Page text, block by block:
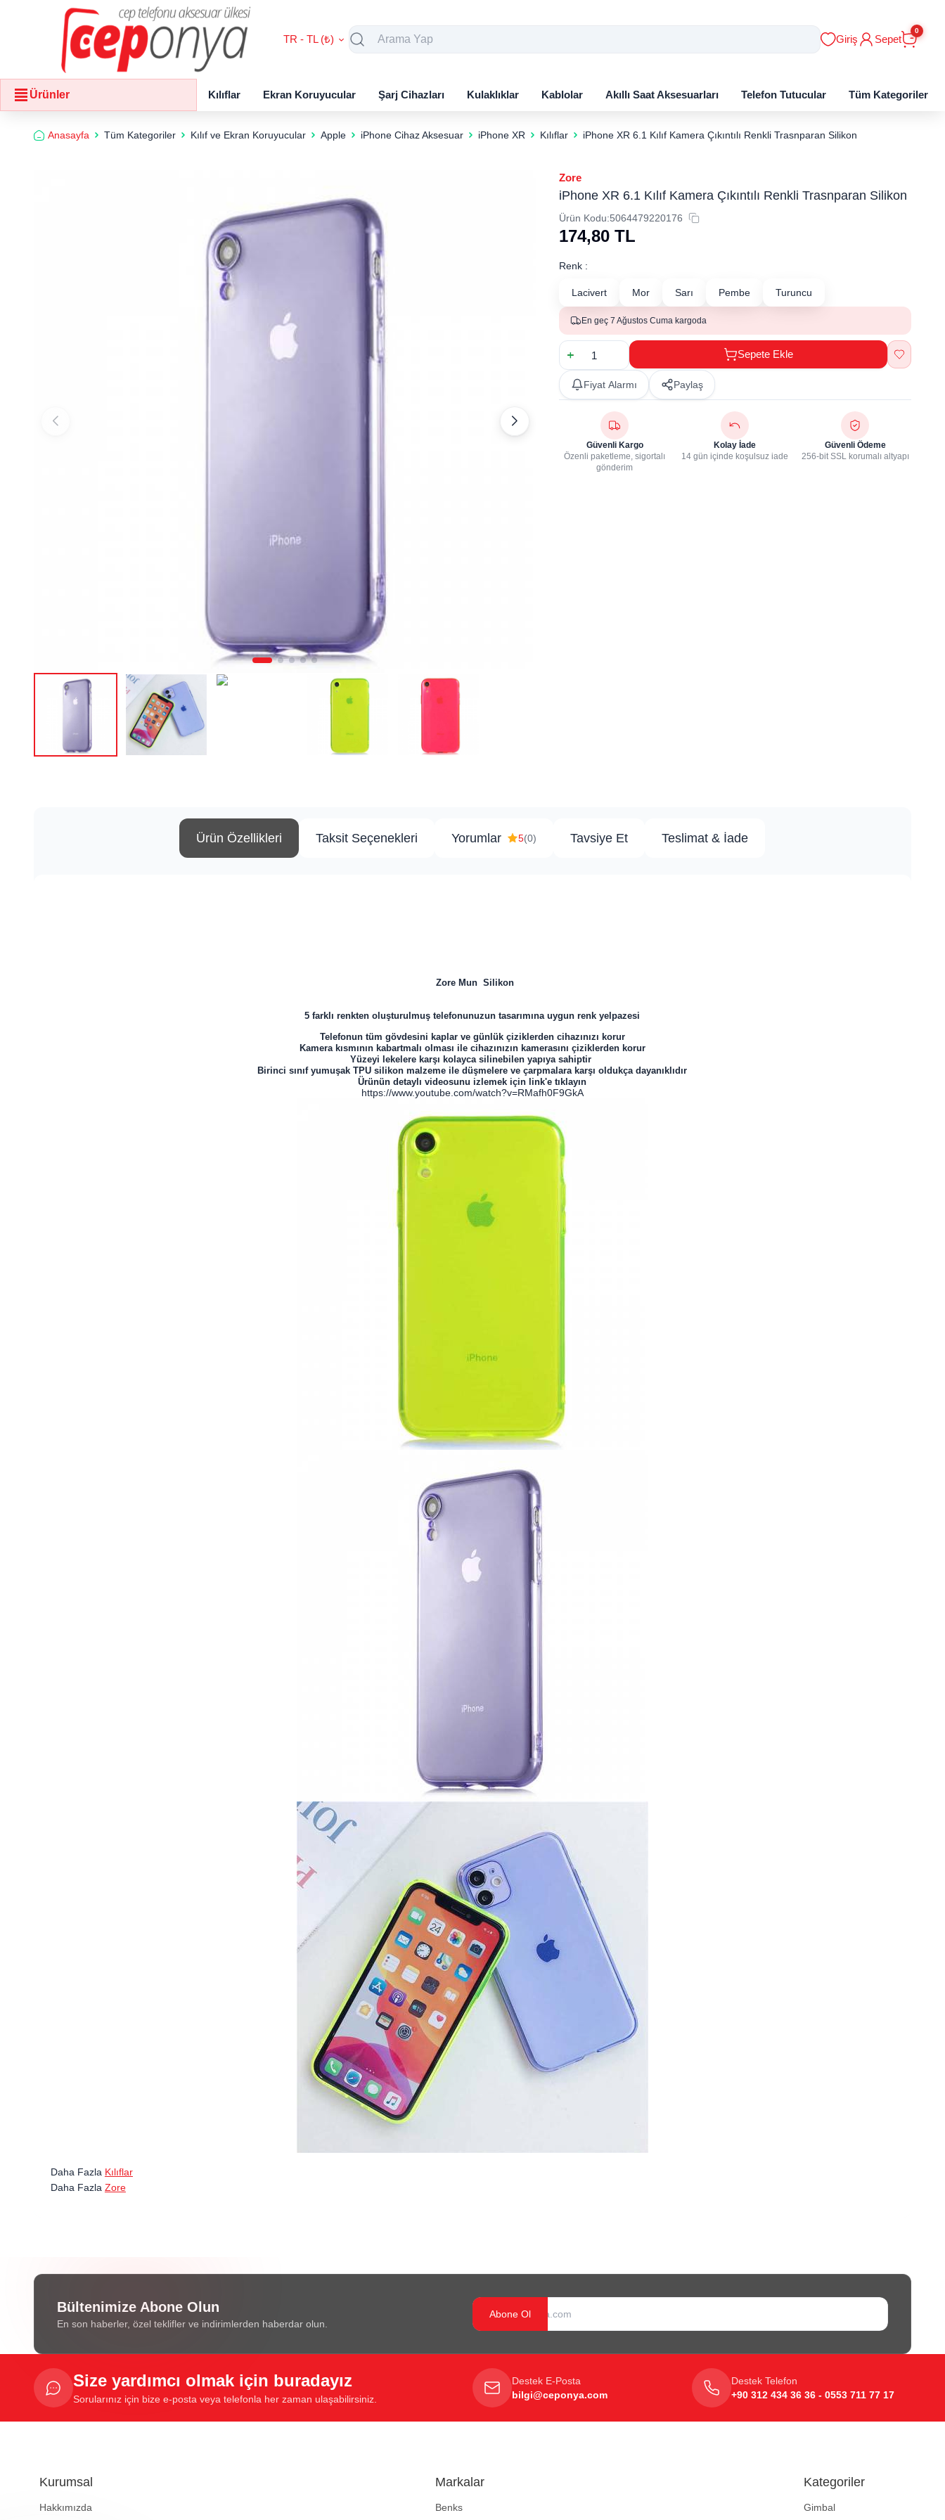
TR - TL (₺) Giriş Sepet
0
Ürünler Kılıflar Ekran Koruyucular Şarj Cihazları Kulaklıklar Kablolar Akıllı Saat Aksesuarları Telefon Tutucular Tüm Kategoriler
Anasayfa Tüm Kategoriler Kılıf ve Ekran Koruyucular Apple iPhone Cihaz Aksesuar iPhone XR Kılıflar iPhone XR 6.1 Kılıf Kamera Çıkıntılı Renkli Trasnparan Silikon
Zore
iPhone XR 6.1 Kılıf Kamera Çıkıntılı Renkli Trasnparan Silikon
Ürün Kodu:5064479220176
174,80 TL
Renk :
Lacivert Mor Sarı Pembe Turuncu
En geç 7 Ağustos Cuma kargoda
Sepete Ekle
Fiyat Alarmı Paylaş
Güvenli Kargo
Özenli paketleme, sigortalı
gönderim
Kolay İade
14 gün içinde koşulsuz iade
Güvenli Ödeme
256-bit SSL korumalı altyapı
Ürün Özellikleri Taksit Seçenekleri Yorumlar 5(0) Tavsiye Et Teslimat & İade
Zore Mun Silikon
5 farklı renkten oluşturulmuş telefonunuzun tasarımına uygun renk yelpazesi
Telefonun tüm gövdesini kaplar ve günlük çiziklerden cihazınızı korur
Kamera kısmının kabartmalı olması ile cihazınızın kamerasını çiziklerden korur
Yüzeyi lekelere karşı kolayca silinebilen yapıya sahiptir
Birinci sınıf yumuşak TPU silikon malzeme ile düşmelere ve çarpmalara karşı oldukça dayanıklıdır
Ürünün detaylı videosunu izlemek için link'e tıklayın
https://www.youtube.com/watch?v=RMafh0F9GkA
Daha Fazla Kılıflar
Daha Fazla Zore
Bültenimize Abone Olun
En son haberler, özel teklifler ve indirimlerden haberdar olun.
Abone Ol
Size yardımcı olmak için buradayız
Sorularınız için bize e-posta veya telefonla her zaman ulaşabilirsiniz.
Destek E-Posta
bilgi@ceponya.com
Destek Telefon
+90 312 434 36 36 - 0553 711 77 17
Kurumsal
Hakkımızda
Markalar
Benks
Kategoriler
Gimbal